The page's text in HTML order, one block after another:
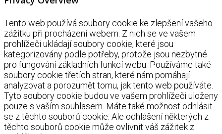
Tento web používá soubory cookie ke zlepšení vašeho
zážitku při procházení webem. Z nich se ve vašem
prohlížeči ukládají soubory cookie, které jsou
kategorizovány podle potřeby, protože jsou nezbytné
pro fungování základních funkcí webu. Používáme také
soubory cookie třetích stran, které nám pomáhají
analyzovat a porozumět tomu, jak tento web používáte.
Tyto soubory cookie budou ve vašem prohlížeči uloženy
pouze s vaším souhlasem. Máte také možnost odhlásit
se z těchto souborů cookie. Ale odhlášení některých z
těchto souborů cookie může ovlivnit váš zážitek z